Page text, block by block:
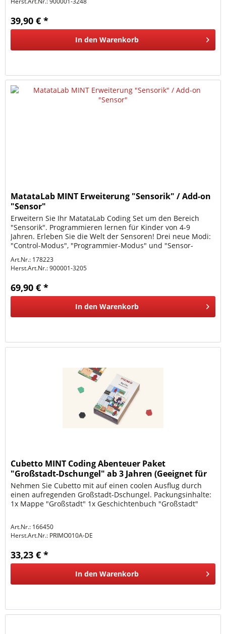
39,90 € *
In den Warenkorb
MatataLab MINT Erweiterung "Sensorik" / Add-on
"Sensor"
Erweitern Sie Ihr MatataLab Coding Set um den Bereich
"Sensorik". Programmieren lernen für Kinder von 4-9
Jahren. Erleben Sie die Welt der Sensoren! Drei neue Modi:
"Control-Modus", "Programmier-Modus" und "Sensor-
Art.Nr.: 178223
Herst.Art.Nr.:900001-3205
69,90 € *
In den Warenkorb
Cubetto MINT Coding Abenteuer Paket
"Großstadt-Dschungel" ab 3 Jahren (Geeignet für
Montessori) - De
Nehmen Sie Cubetto mit auf einen coolen Ausflug durch
einen aufregenden Großstadt-Dschungel. Packungsinhalte:
1x Mappe "Großstadt" 1x Geschichtenbuch "Großstadt"
Art.Nr.: 166450
Herst.Art.Nr.: PRIMO010A-DE
33,23 € *
In den Warenkorb